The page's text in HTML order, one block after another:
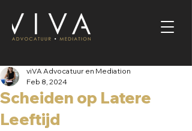
Scheiden op Latere
Leeftijd
viVA Advocatuur en Mediation
Feb 8, 2024